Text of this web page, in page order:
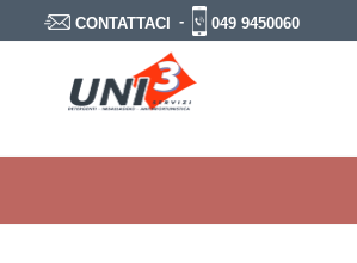
CONTATTACI - 049 9450060